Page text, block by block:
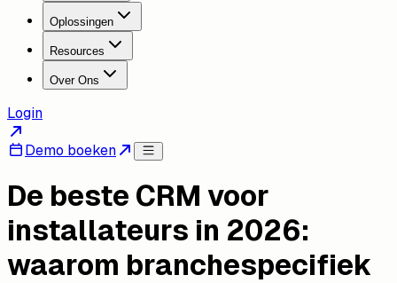
Oplossingen
Resources
Over Ons
Login
Demo boeken
De beste CRM voor
installateurs in 2026:
waarom branchespecifiek